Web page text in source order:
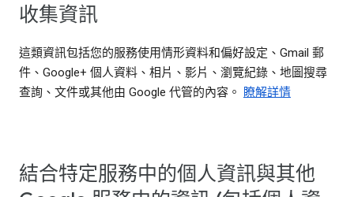
收集資訊
這類資訊包括您的服務使用情形資料和偏好設定、Gmail 郵
件、Google+ 個人資料、相片、影片、瀏覽紀錄、地圖搜尋
查詢、文件或其他由 Google 代管的內容。
瞭解詳情
結合特定服務中的個人資訊與其他